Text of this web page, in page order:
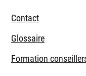
Contact
Glossaire
Formation